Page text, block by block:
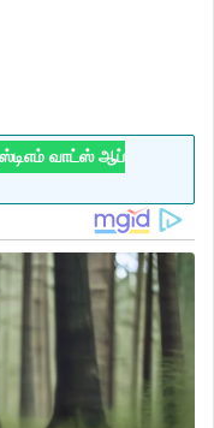
வாட்ஸ் ஆப்